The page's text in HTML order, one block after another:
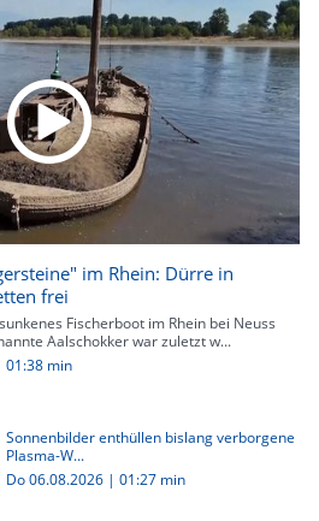
im Rhein: Dürre in
frei
Fischerboot im Rhein bei Neuss
Aalschokker war zuletzt w...
01:38 min
Sonnenbilder enthüllen bislang verborgene
Plasma-W...
Do 06.08.2026 | 01:27 min